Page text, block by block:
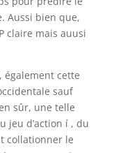
Aussi bien que,
claire mais auusi
également cette
sauf
sûr, une telle
jeu d’action í , du
collationner le